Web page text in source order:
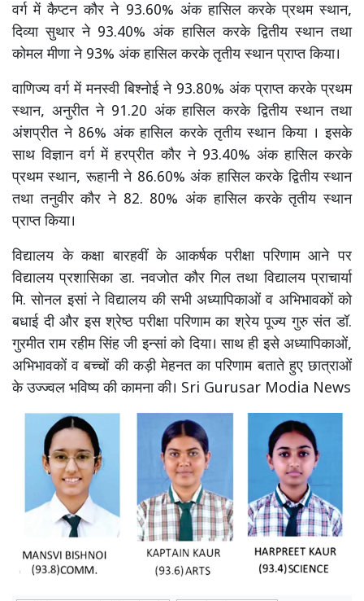
वर्ग में कैप्टन कौर ने 93.60% अंक हासिल करके प्रथम स्थान,
दिव्या सुथार ने 93.40% अंक हासिल करके द्वितीय स्थान तथा
कोमल मीणा ने 93% अंक हासिल करके तृतीय स्थान प्राप्त किया।
वाणिज्य वर्ग में मनस्वी बिश्नोई ने 93.80% अंक प्राप्त करके प्रथम
स्थान, अनुरीत ने 91.20 अंक हासिल करके द्वितीय स्थान तथा
अंशप्रीत ने 86% अंक हासिल करके तृतीय स्थान किया । इसके
साथ विज्ञान वर्ग में हरप्रीत कौर ने 93.40% अंक हासिल करके
प्रथम स्थान, रूहानी ने 86.60% अंक हासिल करके द्वितीय स्थान
तथा तनुवीर कौर ने 82. 80% अंक हासिल करके तृतीय स्थान
प्राप्त किया।
विद्यालय के कक्षा बारहवीं के आकर्षक परीक्षा परिणाम आने पर
विद्यालय प्रशासिका डा. नवजोत कौर गिल तथा विद्यालय प्राचार्या
मि. सोनल इसां ने विद्यालय की सभी अध्यापिकाओं व अभिभावकों को
बधाई दी और इस श्रेष्ठ परीक्षा परिणाम का श्रेय पूज्य गुरु संत डॉ.
गुरमीत राम रहीम सिंह जी इन्सां को दिया। साथ ही इसे अध्यापिकाओं,
अभिभावकों व बच्चों की कड़ी मेहनत का परिणाम बताते हुए छात्राओं
के उज्ज्वल भविष्य की कामना की। Sri Gurusar Modia News